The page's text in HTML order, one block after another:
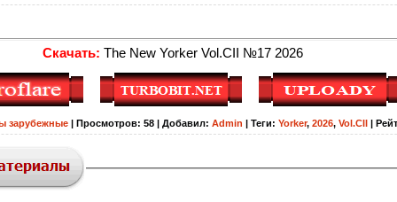
Скачать: The New Yorker Vol.CII №17 2026
зарубежные| Просмотров: 58| Добавил: Admin Теги: Yorker, 2026, Vol.CII